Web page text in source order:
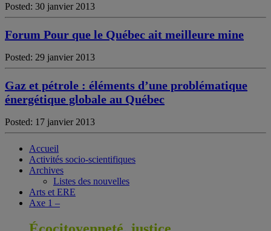
Posted: 30 janvier 2013
Forum Pour que le Québec ait meilleure mine
Posted: 29 janvier 2013
Gaz et pétrole : éléments d’une problématique
énergétique globale au Québec
Posted: 17 janvier 2013
Accueil
Activités socio-scientifiques
Archives
Listes des nouvelles
Arts et ERE
Axe 1 –